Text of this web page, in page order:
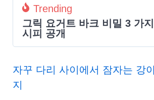
Trending
그릭 요거트 바크 비밀 3 가
시피 공개
자꾸 다리 사이에서 잠자는 강
지